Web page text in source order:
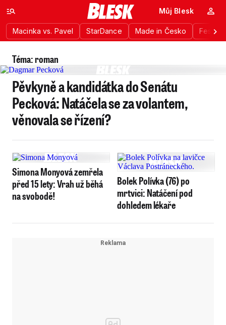
Macinka vs. Pavel StarDance Made in Česko
Můj Blesk
Téma: roman
Pěvkyně a kandidátka do Senátu
Pecková: Natáčela se za volantem,
věnovala se řízení?
Simona Monyová zemřela
před 15 lety: Vrah už běhá
na svobodě!
Bolek Polívka (76) po
mrtvici: Natáčení pod
dohledem lékaře